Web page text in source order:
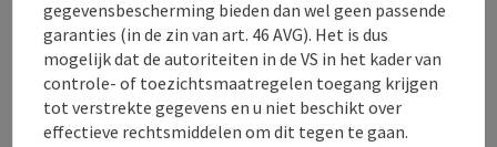
PDF aanmaken
Bijdrage printen
In de buurt
gegevensbescherming bieden dan wel geen passende
garanties (in de zin van art. 46 AVG). Het is dus
mogelijk dat de autoriteiten in de VS in het kader van
controle- of toezichtsmaatregelen toegang krijgen
tot verstrekte gegevens en u niet beschikt over
effectieve rechtsmiddelen om dit tegen te gaan.